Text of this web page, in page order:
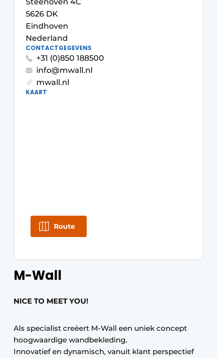
Podcasts
Privacy / Cookie statement
Vacature aanmelden
Vacatures
Video’s
Privéklinieken
Laboratoria
M-Wall
NICE TO MEET YOU!
Als specialist creëert M-Wall een uniek concept
hoogwaardige wandbekleding.
Innovatief en dynamisch, vanuit klant perspectief
5626 DK
Eindhoven
Nederland
CONTACTGEGEVENS
+31 (0)850 188500
info@mwall.nl
mwall.nl
KAART
Route